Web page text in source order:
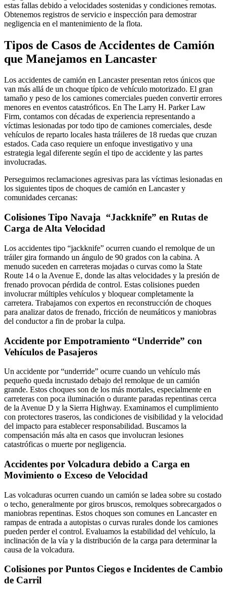
estas fallas debido a velocidades sostenidas y condiciones remotas.
Obtenemos registros de servicio e inspección para demostrar
negligencia en el mantenimiento de la flota.
Tipos de Casos de Accidentes de Camión
que Manejamos en Lancaster
Los accidentes de camión en Lancaster presentan retos únicos que
van más allá de un choque típico de vehículo motorizado. El gran
tamaño y peso de los camiones comerciales pueden convertir errores
menores en eventos catastróficos. En The Larry H. Parker Law
Firm, contamos con décadas de experiencia representando a
víctimas lesionadas por todo tipo de camiones comerciales, desde
vehículos de reparto locales hasta tráileres de 18 ruedas que cruzan
estados. Cada caso requiere un enfoque investigativo y una
estrategia legal diferente según el tipo de accidente y las partes
involucradas.
Perseguimos reclamaciones agresivas para las víctimas lesionadas en
los siguientes tipos de choques de camión en Lancaster y
comunidades cercanas:
Colisiones Tipo Navaja “Jackknife” en Rutas de
Carga de Alta Velocidad
Los accidentes tipo “jackknife” ocurren cuando el remolque de un
tráiler gira formando un ángulo de 90 grados con la cabina. A
menudo suceden en carreteras mojadas o curvas como la State
Route 14 o la Avenue E, donde las altas velocidades y la presión de
frenado provocan pérdida de control. Estas colisiones pueden
involucrar múltiples vehículos y bloquear completamente la
carretera. Trabajamos con expertos en reconstrucción de choques
para analizar datos de frenado, fricción de neumáticos y maniobras
del conductor a fin de probar la culpa.
Accidente por Empotramiento “Underride” con
Vehículos de Pasajeros
Un accidente por “underride” ocurre cuando un vehículo más
pequeño queda incrustado debajo del remolque de un camión
grande. Estos choques son de los más mortales, especialmente en
carreteras con poca iluminación o durante paradas repentinas cerca
de la Avenue D y la Sierra Highway. Examinamos el cumplimiento
con protectores traseros, las condiciones de visibilidad y la velocidad
del impacto para establecer responsabilidad. Buscamos la
compensación más alta en casos que involucran lesiones
catastróficas o muerte por negligencia.
Accidentes por Volcadura debido a Carga en
Movimiento o Exceso de Velocidad
Las volcaduras ocurren cuando un camión se ladea sobre su costado
o techo, generalmente por giros bruscos, remolques sobrecargados o
maniobras repentinas. Estos choques son comunes en Lancaster en
rampas de entrada a autopistas o curvas rurales donde los camiones
pueden perder el control. Evaluamos la estabilidad del vehículo, la
inclinación de la vía y la distribución de la carga para determinar la
causa de la volcadura.
Colisiones por Puntos Ciegos e Incidentes de Cambio
de Carril